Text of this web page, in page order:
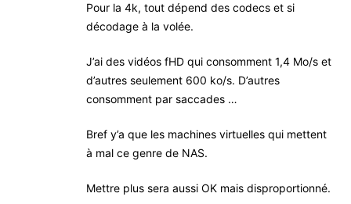
Pour la 4k, tout dépend des codecs et si
décodage à la volée.
J’ai des vidéos fHD qui consomment 1,4 Mo/s et
d’autres seulement 600 ko/s. D’autres
consomment par saccades …
Bref y’a que les machines virtuelles qui mettent
à mal ce genre de NAS.
Mettre plus sera aussi OK mais disproportionné.